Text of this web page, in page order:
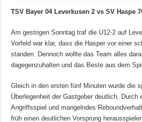
TSV Bayer 04 Leverkusen 2 vs SV Haspe
Am gestrigen Sonntag traf die U12-2 auf
Vorfeld war klar, dass die Hasper vor einer
standen. Dennoch wollte das Team alles
dagegenzuhalten und das Beste aus dem
Gleich in den ersten fünf Minuten wurde die
Überlegenheit der Gastgeber deutlich. Durch
Angriffsspiel und mangelndes
früh einen deutlichen Vorsprung